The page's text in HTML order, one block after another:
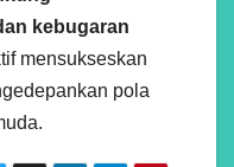
kebugaran
mensukseskan
pola